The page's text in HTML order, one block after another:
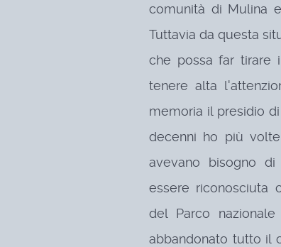
comunità di Mulina
Tuttavia da questa
che possa far tirare
tenere alta
memoria il presidio
decenni ho più
avevano bisogno
essere riconosciuta
del Parco
abbandonato tutto il